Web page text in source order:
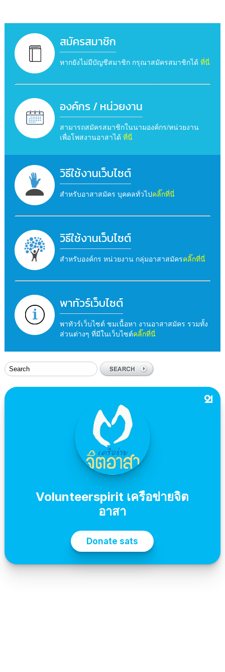
สมัครสมาชิก
หากยังไม่มีบัญชีสมาชิก กรุณาสมัครสมาชิกได้ ที่นี่
องค์กร / หน่วยงาน
สามารถสมัครสมาชิกในนามองค์กร/หน่วยงาน
เพื่อโพสงานอาสาได้ ที่นี่
วิธีใช้งานเว็บไซต์
สำหรับอาสาสมัคร บุคคลทั่วไปคลิ๊กที่นี่
วิธีใช้งานเว็บไซต์
สำหรับองค์กร หน่วยงาน กลุ่มอาสาสมัครคลิ๊กที่นี่
พาทัวร์เว็บไซต์
พาทัวร์เว็บไซต์ ชมเนื้อหา งานอาสาสมัคร รวมทั้ง
ส่วนต่างๆ ที่มีในเว็บไซต์คลิ๊กที่นี่